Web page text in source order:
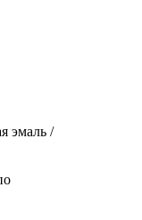
эмаль /